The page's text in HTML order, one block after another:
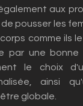
aux
pousser les
comme ils
par une bonne
le choix
ainsi
globale.